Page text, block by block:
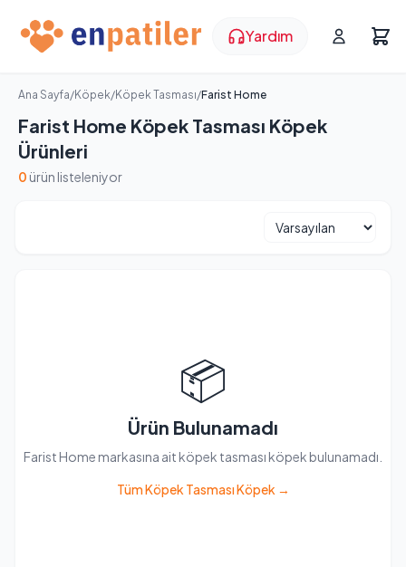
Yardım
Ana Sayfa/Köpek/Köpek Tasması/Farist Home
Farist Home Köpek Tasması Köpek
Ürünleri
0 ürün listeleniyor
📦
Ürün Bulunamadı
Farist Home markasına ait köpek tasması köpek bulunamadı.
Tüm Köpek Tasması Köpek →